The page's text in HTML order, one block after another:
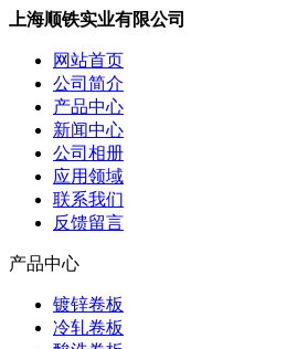
上海顺铁实业有限公司
网站首页
公司简介
产品中心
新闻中心
公司相册
应用领域
联系我们
反馈留言
产品中心
镀锌卷板
冷轧卷板